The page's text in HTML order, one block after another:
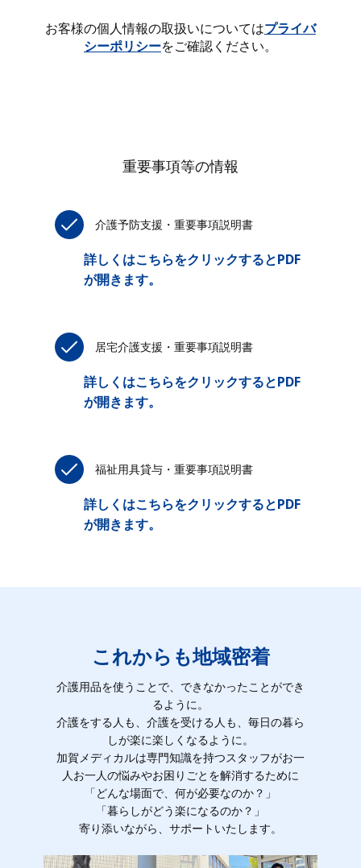
お客様の個人情報の取扱いについてはプライバ
シーポリシーをご確認ください。
重要事項等の情報
介護予防支援・重要事項説明書
詳しくはこちらをクリックするとPDF
が開きます。
居宅介護支援・重要事項説明書
詳しくはこちらをクリックするとPDF
が開きます。
福祉用具貸与・重要事項説明書
詳しくはこちらをクリックするとPDF
が開きます。
これからも地域密着
介護用品を使うことで、できなかったことができ
るように。
介護をする人も、介護を受ける人も、毎日の暮ら
しが楽に楽しくなるように。
加賀メディカルは専門知識を持つスタッフがお一
人お一人の悩みやお困りごとを解消するために
「どんな場面で、何が必要なのか？」
「暮らしがどう楽になるのか？」
寄り添いながら、サポートいたします。